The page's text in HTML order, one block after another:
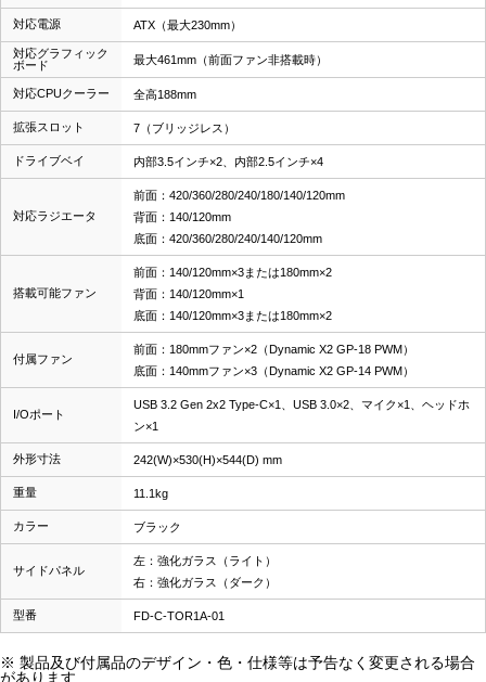
対応電源 ATX（最大230mm）
対応グラフィック
ボード
最大461mm（前面ファン非搭載時）
対応CPUクーラー 全高188mm
拡張スロット 7（ブリッジレス）
ドライブベイ 内部3.5インチ×2、内部2.5インチ×4
対応ラジエータ
前面：420/360/280/240/180/140/120mm
背面：140/120mm
底面：420/360/280/240/140/120mm
搭載可能ファン
前面：140/120mm×3または180mm×2
背面：140/120mm×1
底面：140/120mm×3または180mm×2
付属ファン
前面：180mmファン×2（Dynamic X2 GP-18 PWM）
底面：140mmファン×3（Dynamic X2 GP-14 PWM）
I/Oポート
USB 3.2 Gen 2x2 Type-C×1、USB 3.0×2、マイク×1、ヘッドホ
ン×1
外形寸法 242(W)×530(H)×544(D) mm
重量 11.1kg
カラー ブラック
サイドパネル
左：強化ガラス（ライト）
右：強化ガラス（ダーク）
型番 FD-C-TOR1A-01
※ 製品及び付属品のデザイン・色・仕様等は予告なく変更される場合
があります